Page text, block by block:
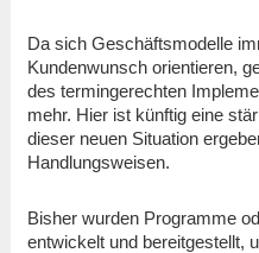
Da sich Geschäftsmodelle
Kundenwunsch orientieren,
des termingerechten
mehr. Hier ist künftig eine
dieser neuen Situation
Handlungsweisen.
Bisher wurden Programme
entwickelt und bereitgestellt,